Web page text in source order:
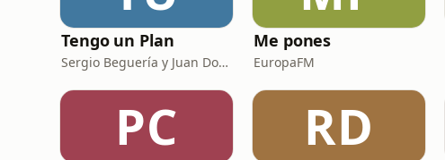
Tengo un Plan
Sergio Beguería y Juan Domínguez
Me pones
EuropaFM
PC RD